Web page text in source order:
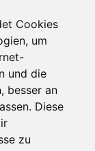
Cookies
um
und die
besser an
Diese
zu